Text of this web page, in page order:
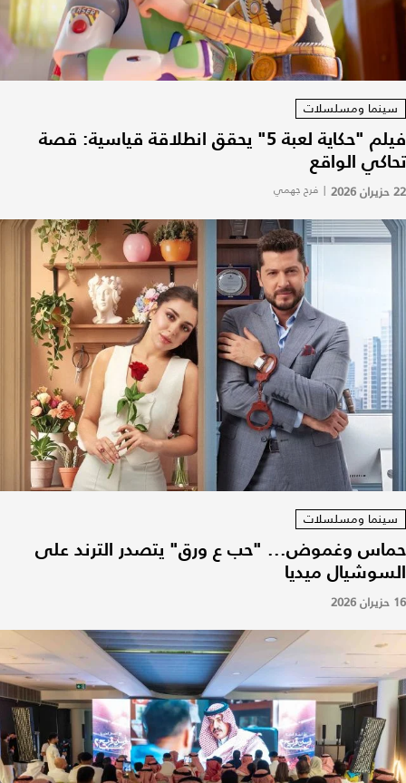
سينما ومسلسلات
فيلم "حكاية لعبة 5" يحقق انطلاقة قياسية: قصة
تحاكي الواقع
22 حزيران 2026 | فرح جهمي
سينما ومسلسلات
حماس وغموض... "حب ع ورق" يتصدر الترند على
السوشيال ميديا
16 حزيران 2026